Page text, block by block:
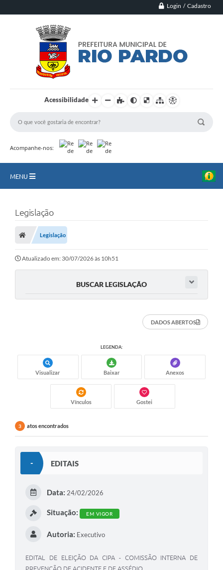
Login / Cadastro
Acessibilidade
Acompanhe-nos:
MENU
Município
Prefeitura
ACESSO À INFORMAÇÃO
Turismo
Obras
Portal do Servidor
Nota Fiscal Eletrônica NFS-e
Galeria de Fotos
Arquivos para Download
Secretarias
Projetos
Contas Públicas
Legislação
Legislação
Atualizado em: 30/07/2026 às 10h51
BUSCAR LEGISLAÇÃO
DADOS ABERTOS
LEGENDA:
Visualizar Baixar Anexos
Vínculos Gostei
3 atos encontrados
- EDITAIS
Data: 24/02/2026
Situação: EM VIGOR
Autoria: Executivo
EDITAL DE ELEIÇÃO DA CIPA - COMISSÃO INTERNA DE
PREVENÇÃO DE ACIDENTE E DE ASSÉDIO